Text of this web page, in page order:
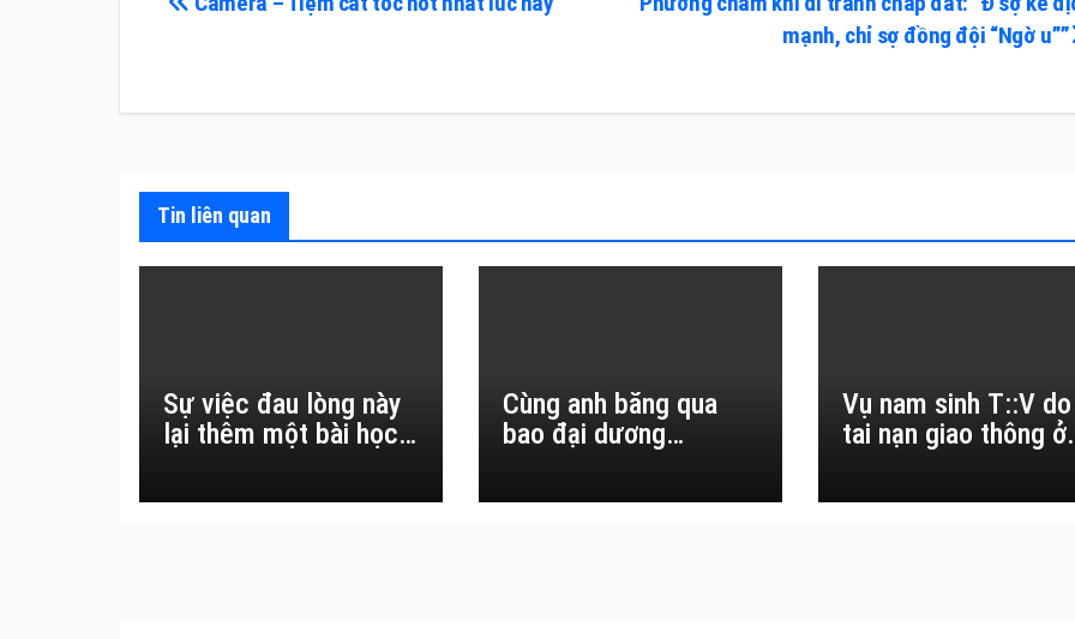
Điều
bài
mạnh, chỉ sợ đồng đội “Ngờ u””
Tin liên quan
Sự việc đau lòng này
lại thêm một bài học
thường.
Cùng anh băng qua
bao đại dương…
Vụ nam sinh T::V do
tai nạn giao thông ở